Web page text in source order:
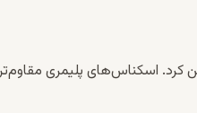
جایگزین کرد. اسکناس‌های پلیمری